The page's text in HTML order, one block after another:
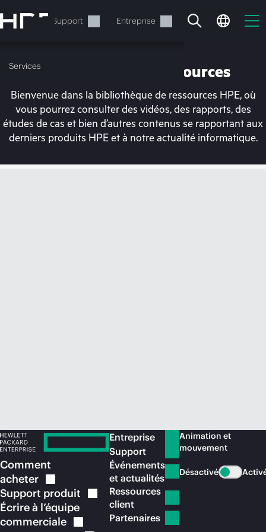
au
contenu
Services Support Entreprise
Services
Votre panier est
Bibliothèque de ressources
Bienvenue dans la bibliothèque de ressources HPE, où
vous pourrez consulter des vidéos, des rapports, des
études de cas et bien d’autres contenus se rapportant aux
derniers produits HPE et à notre actualité informatique.
Comment
acheter
Support produit
Écrire à l’équipe
commerciale
Entreprise
Support
Événements
et actualités
Ressources
client
Partenaires
Animation et
mouvement
Désactivé